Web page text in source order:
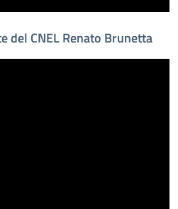
del CNEL Renato Brunetta